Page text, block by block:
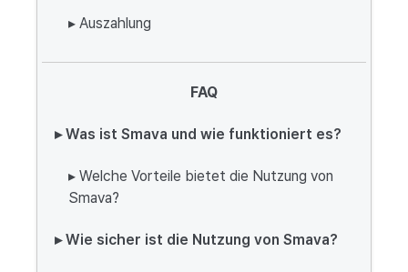
▸ Auszahlung
FAQ
▸ Was ist Smava und wie funktioniert es?
▸ Welche Vorteile bietet die Nutzung von
Smava?
▸ Wie sicher ist die Nutzung von Smava?